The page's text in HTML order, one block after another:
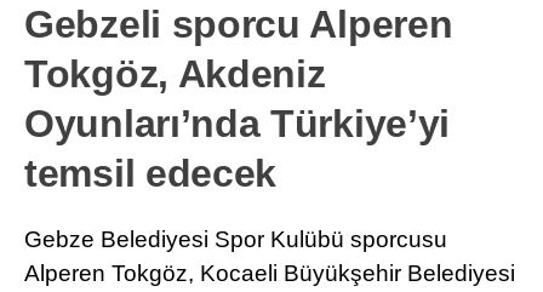
Gebzeli sporcu Alperen
Tokgöz, Akdeniz
Oyunları’nda Türkiye’yi
temsil edecek
Gebze Belediyesi Spor Kulübü sporcusu
Alperen Tokgöz, Kocaeli Büyükşehir Belediyesi